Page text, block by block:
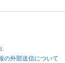
の外部送信について